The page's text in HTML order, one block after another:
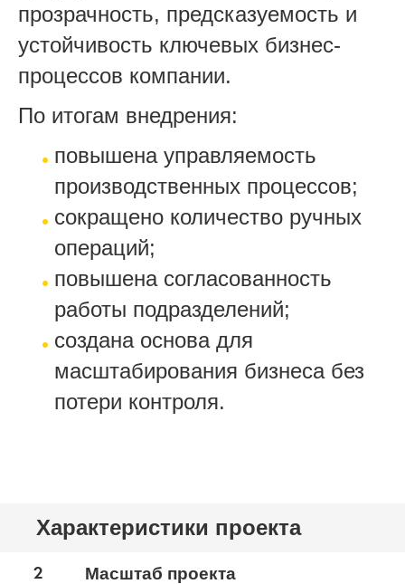
прозрачность, предсказуемость и
устойчивость ключевых бизнес-
процессов компании.
По итогам внедрения:
повышена управляемость
производственных процессов;
сокращено количество ручных
операций;
повышена согласованность
работы подразделений;
создана основа для
масштабирования бизнеса без
потери контроля.
Характеристики проекта
2 Масштаб проекта